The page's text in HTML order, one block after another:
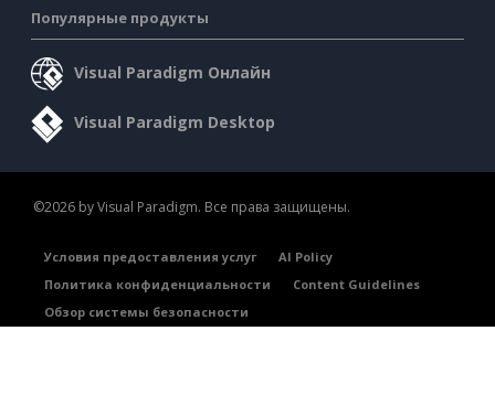
Популярные продукты
Visual Paradigm Онлайн
Visual Paradigm Desktop
©2026 by Visual Paradigm. Все права защищены.
Условия предоставления услуг
AI Policy
Политика конфиденциальности
Content Guidelines
Обзор системы безопасности